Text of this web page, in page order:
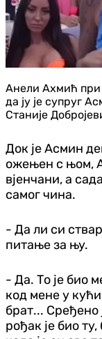
Анели Ахмић при
да ју је супруг
Станије
Док је Асмин
ожењен с њом,
вјенчани, а
самог чина.
- Да ли си
питање за њу.
- Да. То је био
код мене у кући
брат... Сређено
рођак је био